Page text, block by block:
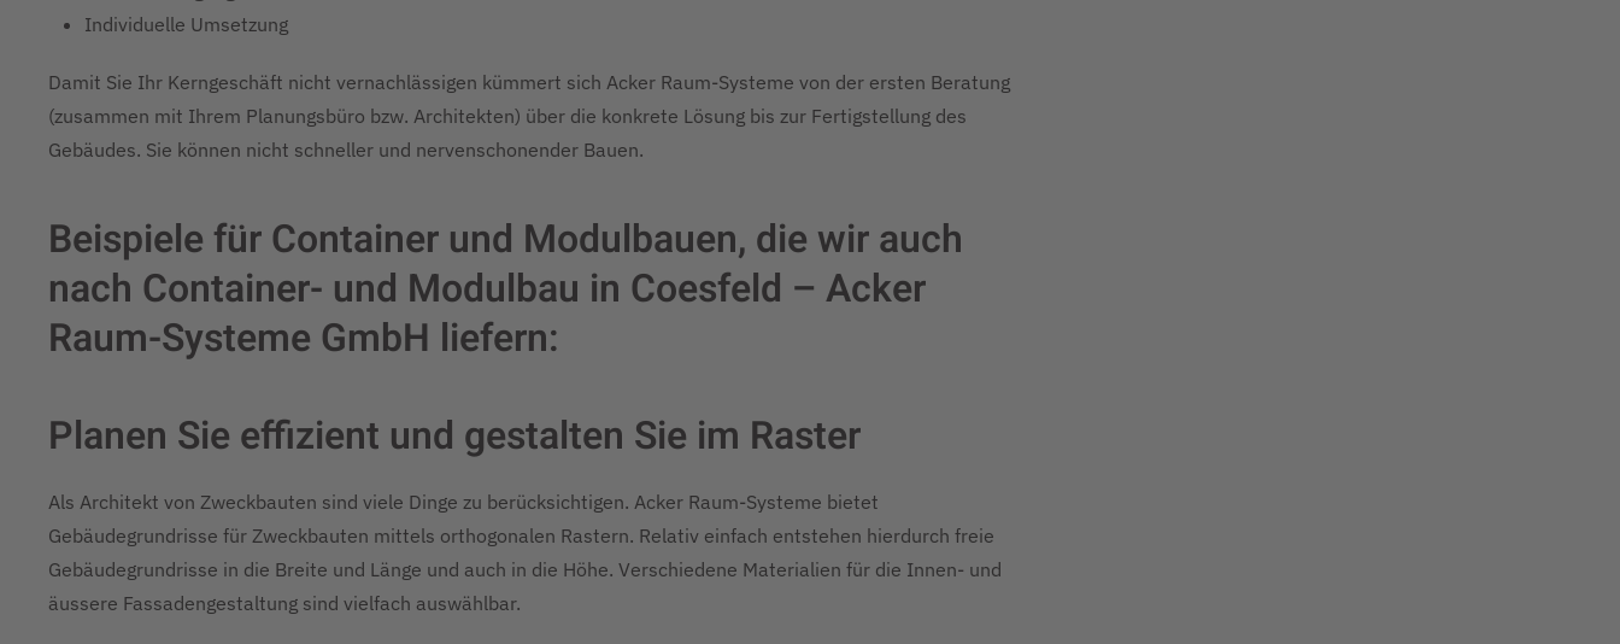
Individuelle Umsetzung
Damit Sie Ihr Kerngeschäft nicht vernachlässigen kümmert sich Acker Raum-Systeme von der ersten Beratung
(zusammen mit Ihrem Planungsbüro bzw. Architekten) über die konkrete Lösung bis zur Fertigstellung des
Gebäudes. Sie können nicht schneller und nervenschonender Bauen.
Beispiele für Container und Modulbauen, die wir auch
nach Container- und Modulbau in Coesfeld – Acker
Raum-Systeme GmbH liefern:
Planen Sie effizient und gestalten Sie im Raster
Als Architekt von Zweckbauten sind viele Dinge zu berücksichtigen. Acker Raum-Systeme bietet
Gebäudegrundrisse für Zweckbauten mittels orthogonalen Rastern. Relativ einfach entstehen hierdurch freie
Gebäudegrundrisse in die Breite und Länge und auch in die Höhe. Verschiedene Materialien für die Innen- und
äussere Fassadengestaltung sind vielfach auswählbar.